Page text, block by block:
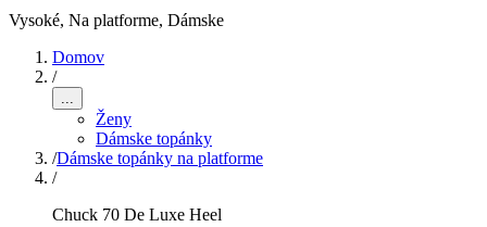
Vysoké, Na platforme, Dámske
Domov
/
...
Ženy
Dámske topánky
/Dámske topánky na platforme
/
Chuck 70 De Luxe Heel